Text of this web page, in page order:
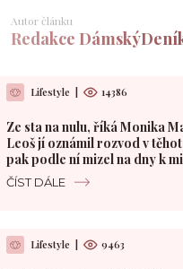
Autor článku
Redakce
Lifestyle 14386
Ze sta na nulu, říká Monika
Leoš jí oznámil rozvod v
pak podle ní mizel na dny k
ČÍST DÁLE
Lifestyle 9463